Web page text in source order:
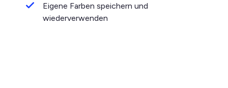
Eigene Farben speichern und
wiederverwenden